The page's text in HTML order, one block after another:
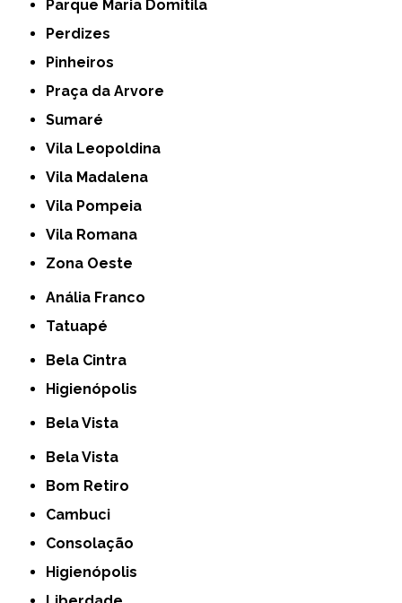
Parque Maria Domitila
Perdizes
Pinheiros
Praça da Arvore
Sumaré
Vila Leopoldina
Vila Madalena
Vila Pompeia
Vila Romana
Zona Oeste
Anália Franco
Tatuapé
Bela Cintra
Higienópolis
Bela Vista
Bela Vista
Bom Retiro
Cambuci
Consolação
Higienópolis